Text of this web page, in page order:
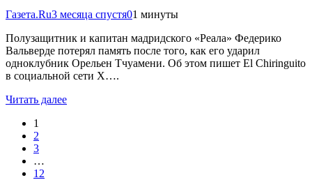
Газета.Ru3 месяца спустя01 минуты
Полузащитник и капитан мадридского «Реала» Федерико
Вальверде потерял память после того, как его ударил
одноклубник Орельен Тчуамени. Об этом пишет El Chiringuito
в социальной сети X….
Читать далее
1
2
3
…
12